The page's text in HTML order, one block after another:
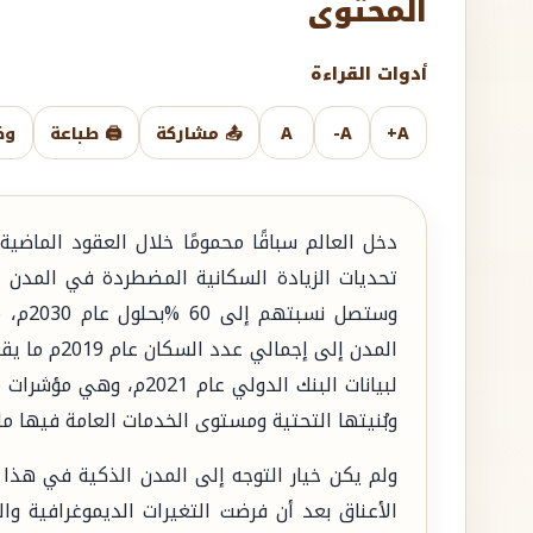
المحتوى
أدوات القراءة
A+
A-
A 📤 مشاركة 🖨️ طباعة
تحديات الزيادة السكانية المضطردة في
لبيانات البنك
وبُنيتها التحتية ومستوى الخدمات العامة فيها
ولم يكن خيار التوجه إلى المدن الذكية في
الأعناق بعد أن فرضت التغيرات الديموغرافية